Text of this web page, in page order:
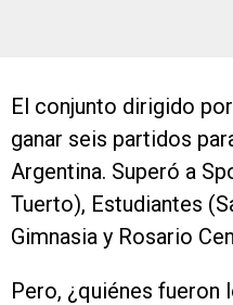
El conjunto dirigido
ganar seis partidos
Argentina. Superó a
Tuerto), Estudiantes
Gimnasia y Rosario
Pero, ¿quiénes fueron